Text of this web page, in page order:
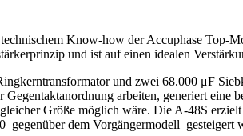
Know-how der Accuphase
und ist auf einen idealen
und zwei 68.000 μF
Gegentaktanordnung arbeiten, generiert
Größe möglich wäre. Die A-48S
dem Vorgängermodell